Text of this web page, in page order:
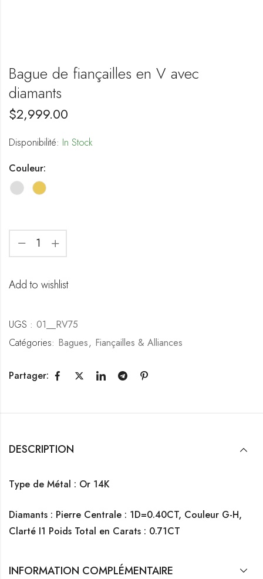
Bague de fiançailles en V avec
diamants
$2,999.00
Disponibilité: In Stock
Couleur:
Add to wishlist
UGS : 01__RV75
Catégories: Bagues, Fiançailles & Alliances
Partager:
DESCRIPTION
Type de Métal : Or 14K
Diamants : Pierre Centrale : 1D=0.40CT, Couleur G-H,
Clarté I1 Poids Total en Carats : 0.71CT
INFORMATION COMPLÉMENTAIRE